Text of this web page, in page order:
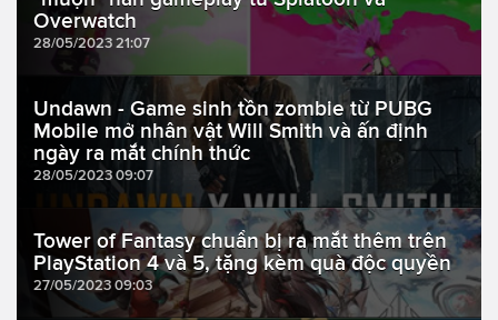
Overwatch
28/05/2023 21:07
Undawn - Game sinh tồn zombie từ PUBG
Mobile mở nhân vật Will Smith và ấn định
ngày ra mắt chính thức
28/05/2023 09:07
Tower of Fantasy chuẩn bị ra mắt thêm trên
PlayStation 4 và 5, tặng kèm quà độc quyền
27/05/2023 09:03